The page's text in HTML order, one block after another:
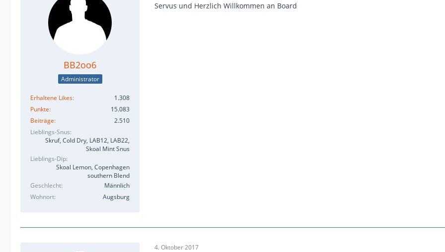
BB2oo6
Administrator
Erhaltene Likes
1.308
Punkte
15.083
Beiträge
2.510
Lieblings-Snus
Skruf, Cold Dry, LAB12, LAB22,
Skoal Mint Snus
Lieblings-Dip
Skoal Lemon, Copenhagen
southern Blend
Geschlecht
Männlich
Wohnort
Augsburg
Servus und Herzlich Willkommen an Board
4. Oktober 2017